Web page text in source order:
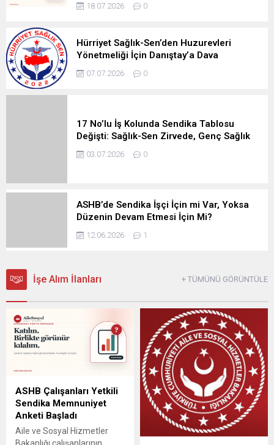
18.07.2026 0
Hürriyet Sağlık-Sen’den Huzurevleri
Yönetmeliği İçin Danıştay’a Dava
07.07.2026 0
17 No’lu İş Kolunda Sendika Tablosu
Değişti: Sağlık-Sen Zirvede, Genç Sağlık
Üçüncü Sırada
03.07.2026 0
ASHB’de Sendika İşçi İçin mi Var, Yoksa
Düzenin Devam Etmesi İçin Mi?
12.06.2026 1
İşe Alım İlanları + TÜMÜNÜ GÖRÜNTÜLE
ASHB Çalışanları Yetkili
Sendika Memnuniyet
Anketi Başladı
Aile ve Sosyal Hizmetler